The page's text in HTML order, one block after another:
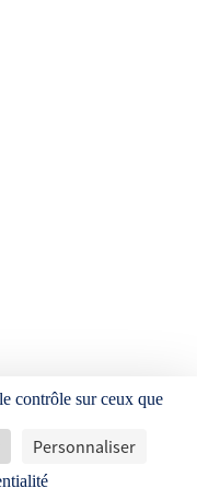
contrôle sur ceux que
Personnaliser